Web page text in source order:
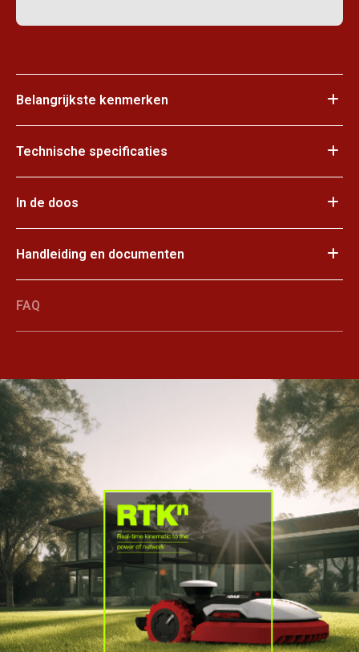
Belangrijkste kenmerken
Technische specificaties
In de doos
Handleiding en documenten
FAQ